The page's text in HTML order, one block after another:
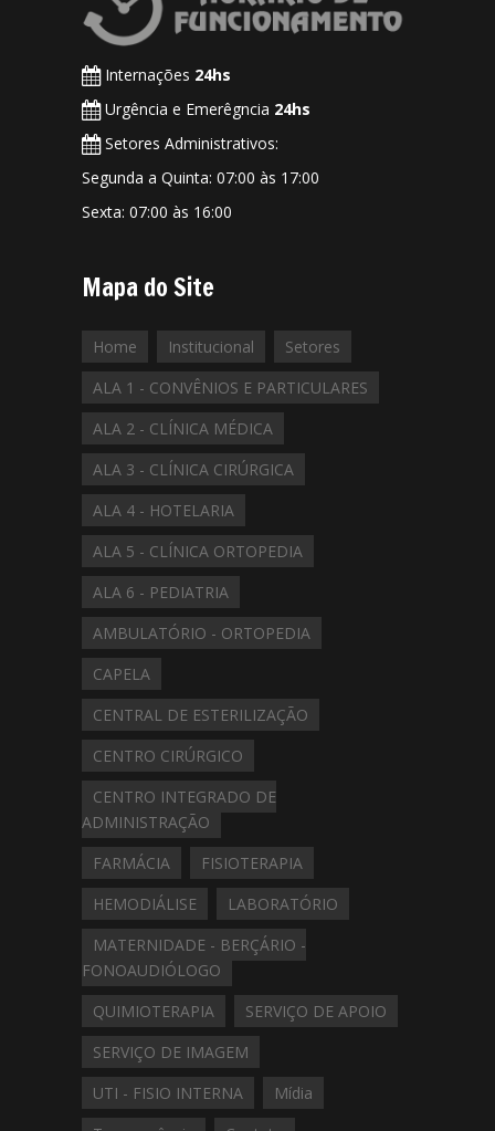
Internações 24hs
Urgência e Emerêgncia 24hs
Setores Administrativos:
Segunda a Quinta: 07:00 às 17:00
Sexta: 07:00 às 16:00
Mapa do Site
Home Institucional
Setores
ALA 1 - CONVÊNIOS E PARTICULARES
ALA 2 - CLÍNICA MÉDICA
ALA 3 - CLÍNICA CIRÚRGICA
ALA 4 - HOTELARIA
ALA 5 - CLÍNICA ORTOPEDIA
ALA 6 - PEDIATRIA
AMBULATÓRIO - ORTOPEDIA
CAPELA
CENTRAL DE ESTERILIZAÇÃO
CENTRO CIRÚRGICO
CENTRO INTEGRADO DE
ADMINISTRAÇÃO
FARMÁCIA
FISIOTERAPIA
HEMODIÁLISE
LABORATÓRIO
MATERNIDADE - BERÇÁRIO -
FONOAUDIÓLOGO
QUIMIOTERAPIA
SERVIÇO DE APOIO
SERVIÇO DE IMAGEM
UTI - FISIO INTERNA
Mídia